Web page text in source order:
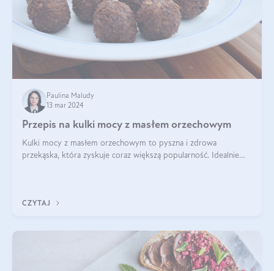
Paulina Maludy
13 mar 2024
Przepis na kulki mocy z masłem orzechowym
Kulki mocy z masłem orzechowym to pyszna i zdrowa
przekąska, która zyskuje coraz większą popularność. Idealnie
CZYTAJ